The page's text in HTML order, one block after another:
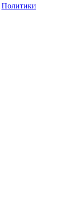
Политики